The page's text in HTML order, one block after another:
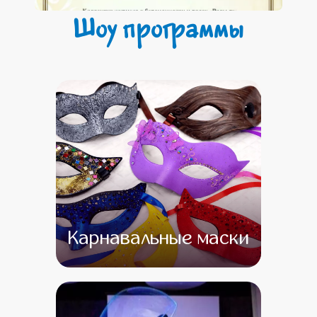
Шоу программы
Карнавальные маски
от 16 500 от 1